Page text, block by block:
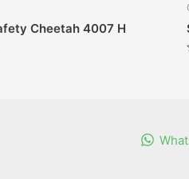
Cheetah 4007 H